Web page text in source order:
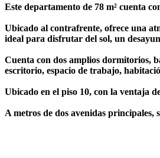
Este departamento de 78 m² cuenta
Ubicado al contrafrente, ofrece una
ideal para disfrutar del sol, un
Cuenta con dos amplios dormitorios,
escritorio, espacio de trabajo,
Ubicado en el piso 10, con la ventaja
A metros de dos avenidas